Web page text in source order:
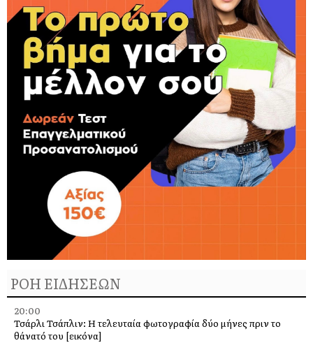
ΡΟΗ ΕΙΔΗΣΕΩΝ
20:00
Τσάρλι Τσάπλιν: Η τελευταία φωτογραφία δύο μήνες πριν το
θάνατό του [εικόνα]